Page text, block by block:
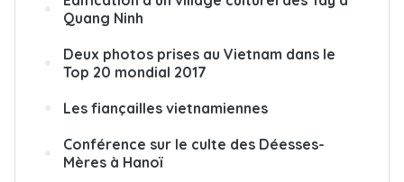
Quang Ninh
Deux photos prises au Vietnam dans le
Top 20 mondial 2017
Les fiançailles vietnamiennes
Conférence sur le culte des Déesses-
Mères à Hanoï